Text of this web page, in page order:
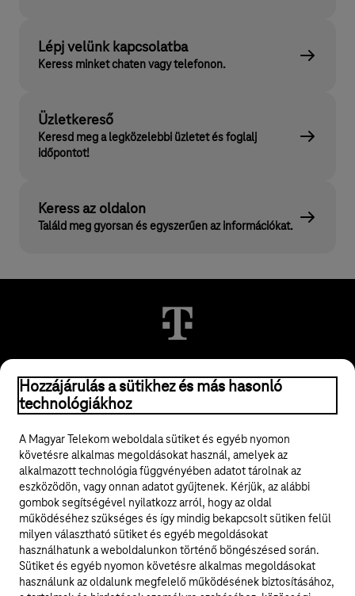
Lépj velünk kapcsolatba
Keress minket chaten vagy telefonon.
Üzletkereső
Keresd meg a legközelebbi üzletet és foglalj
időpontot!
Keress az oldalon
Találd meg gyorsan és egyszerűen az információkat.
© 2026 Magyar Telekom Nyrt.
ÁSZF
Adatvédelem
Felhívások
Hozzájárulás a sütikhez és más hasonló
technológiákhoz
A Magyar Telekom weboldala sütiket és egyéb nyomon
követésre alkalmas megoldásokat használ, amelyek az
alkalmazott technológia függvényében adatot tárolnak az
eszközödön, vagy onnan adatot gyűjtenek. Kérjük, az alábbi
gombok segítségével nyilatkozz arról, hogy az oldal
működéséhez szükséges és így mindig bekapcsolt sütiken felül
milyen választható sütiket és egyéb megoldásokat
használhatunk a weboldalunkon történő böngészésed során.
Sütiket és egyéb nyomon követésre alkalmas megoldásokat
használunk az oldalunk megfelelő működésének biztosításához,